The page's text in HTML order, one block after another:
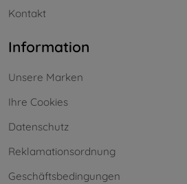
Kontakt
Information
Unsere Marken
Ihre Cookies
Datenschutz
Reklamationsordnung
Geschäftsbedingungen